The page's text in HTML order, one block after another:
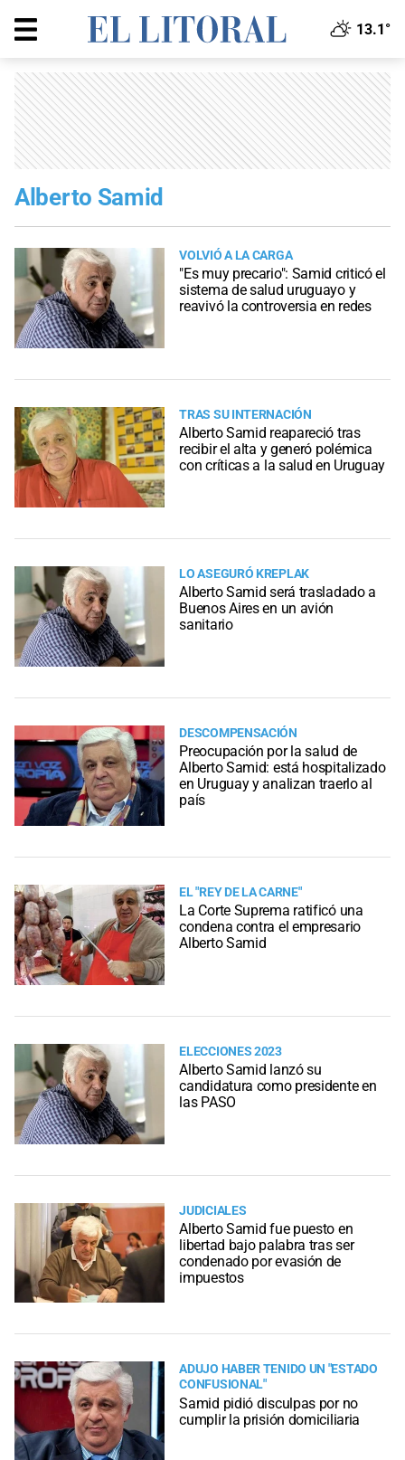
13.1°
Alberto Samid
VOLVIÓ A LA CARGA
"Es muy precario": Samid criticó el
sistema de salud uruguayo y
reavivó la controversia en redes
TRAS SU INTERNACIÓN
Alberto Samid reapareció tras
recibir el alta y generó polémica
con críticas a la salud en Uruguay
LO ASEGURÓ KREPLAK
Alberto Samid será trasladado a
Buenos Aires en un avión
sanitario
DESCOMPENSACIÓN
Preocupación por la salud de
Alberto Samid: está hospitalizado
en Uruguay y analizan traerlo al
país
EL "REY DE LA CARNE"
La Corte Suprema ratificó una
condena contra el empresario
Alberto Samid
ELECCIONES 2023
Alberto Samid lanzó su
candidatura como presidente en
las PASO
JUDICIALES
Alberto Samid fue puesto en
libertad bajo palabra tras ser
condenado por evasión de
impuestos
ADUJO HABER TENIDO UN "ESTADO
CONFUSIONAL"
Samid pidió disculpas por no
cumplir la prisión domiciliaria